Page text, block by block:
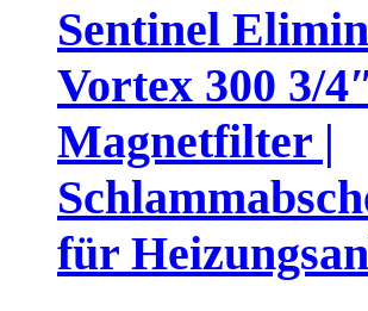
Sentinel
Vortex 300 3/
Magnetfilter |
für